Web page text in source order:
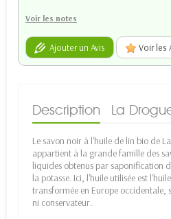
Voir les notes
Ajouter un Avis Voir les
Description La
Le savon noir à l'huile de lin bio de
appartient à la grande famille des
liquides obtenus par saponification
la potasse. Ici, l'huile utilisée est
transformée en Europe occidentale,
ni conservateur.